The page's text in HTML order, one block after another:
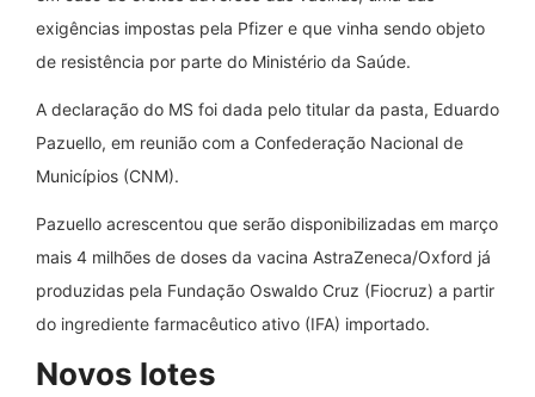
exigências impostas pela Pfizer e que vinha sendo objeto
de resistência por parte do Ministério da Saúde.
A declaração do MS foi dada pelo titular da pasta, Eduardo
Pazuello, em reunião com a Confederação Nacional de
Municípios (CNM).
Pazuello acrescentou que serão disponibilizadas em março
mais 4 milhões de doses da vacina AstraZeneca/Oxford já
produzidas pela Fundação Oswaldo Cruz (Fiocruz) a partir
do ingrediente farmacêutico ativo (IFA) importado.
Novos lotes